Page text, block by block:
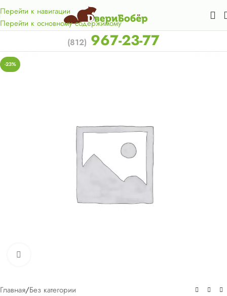
Перейти к навигации
Перейти к основному содержимому
км. от КАД.
(812) 967-23-77
-23%
Главная/Без категории